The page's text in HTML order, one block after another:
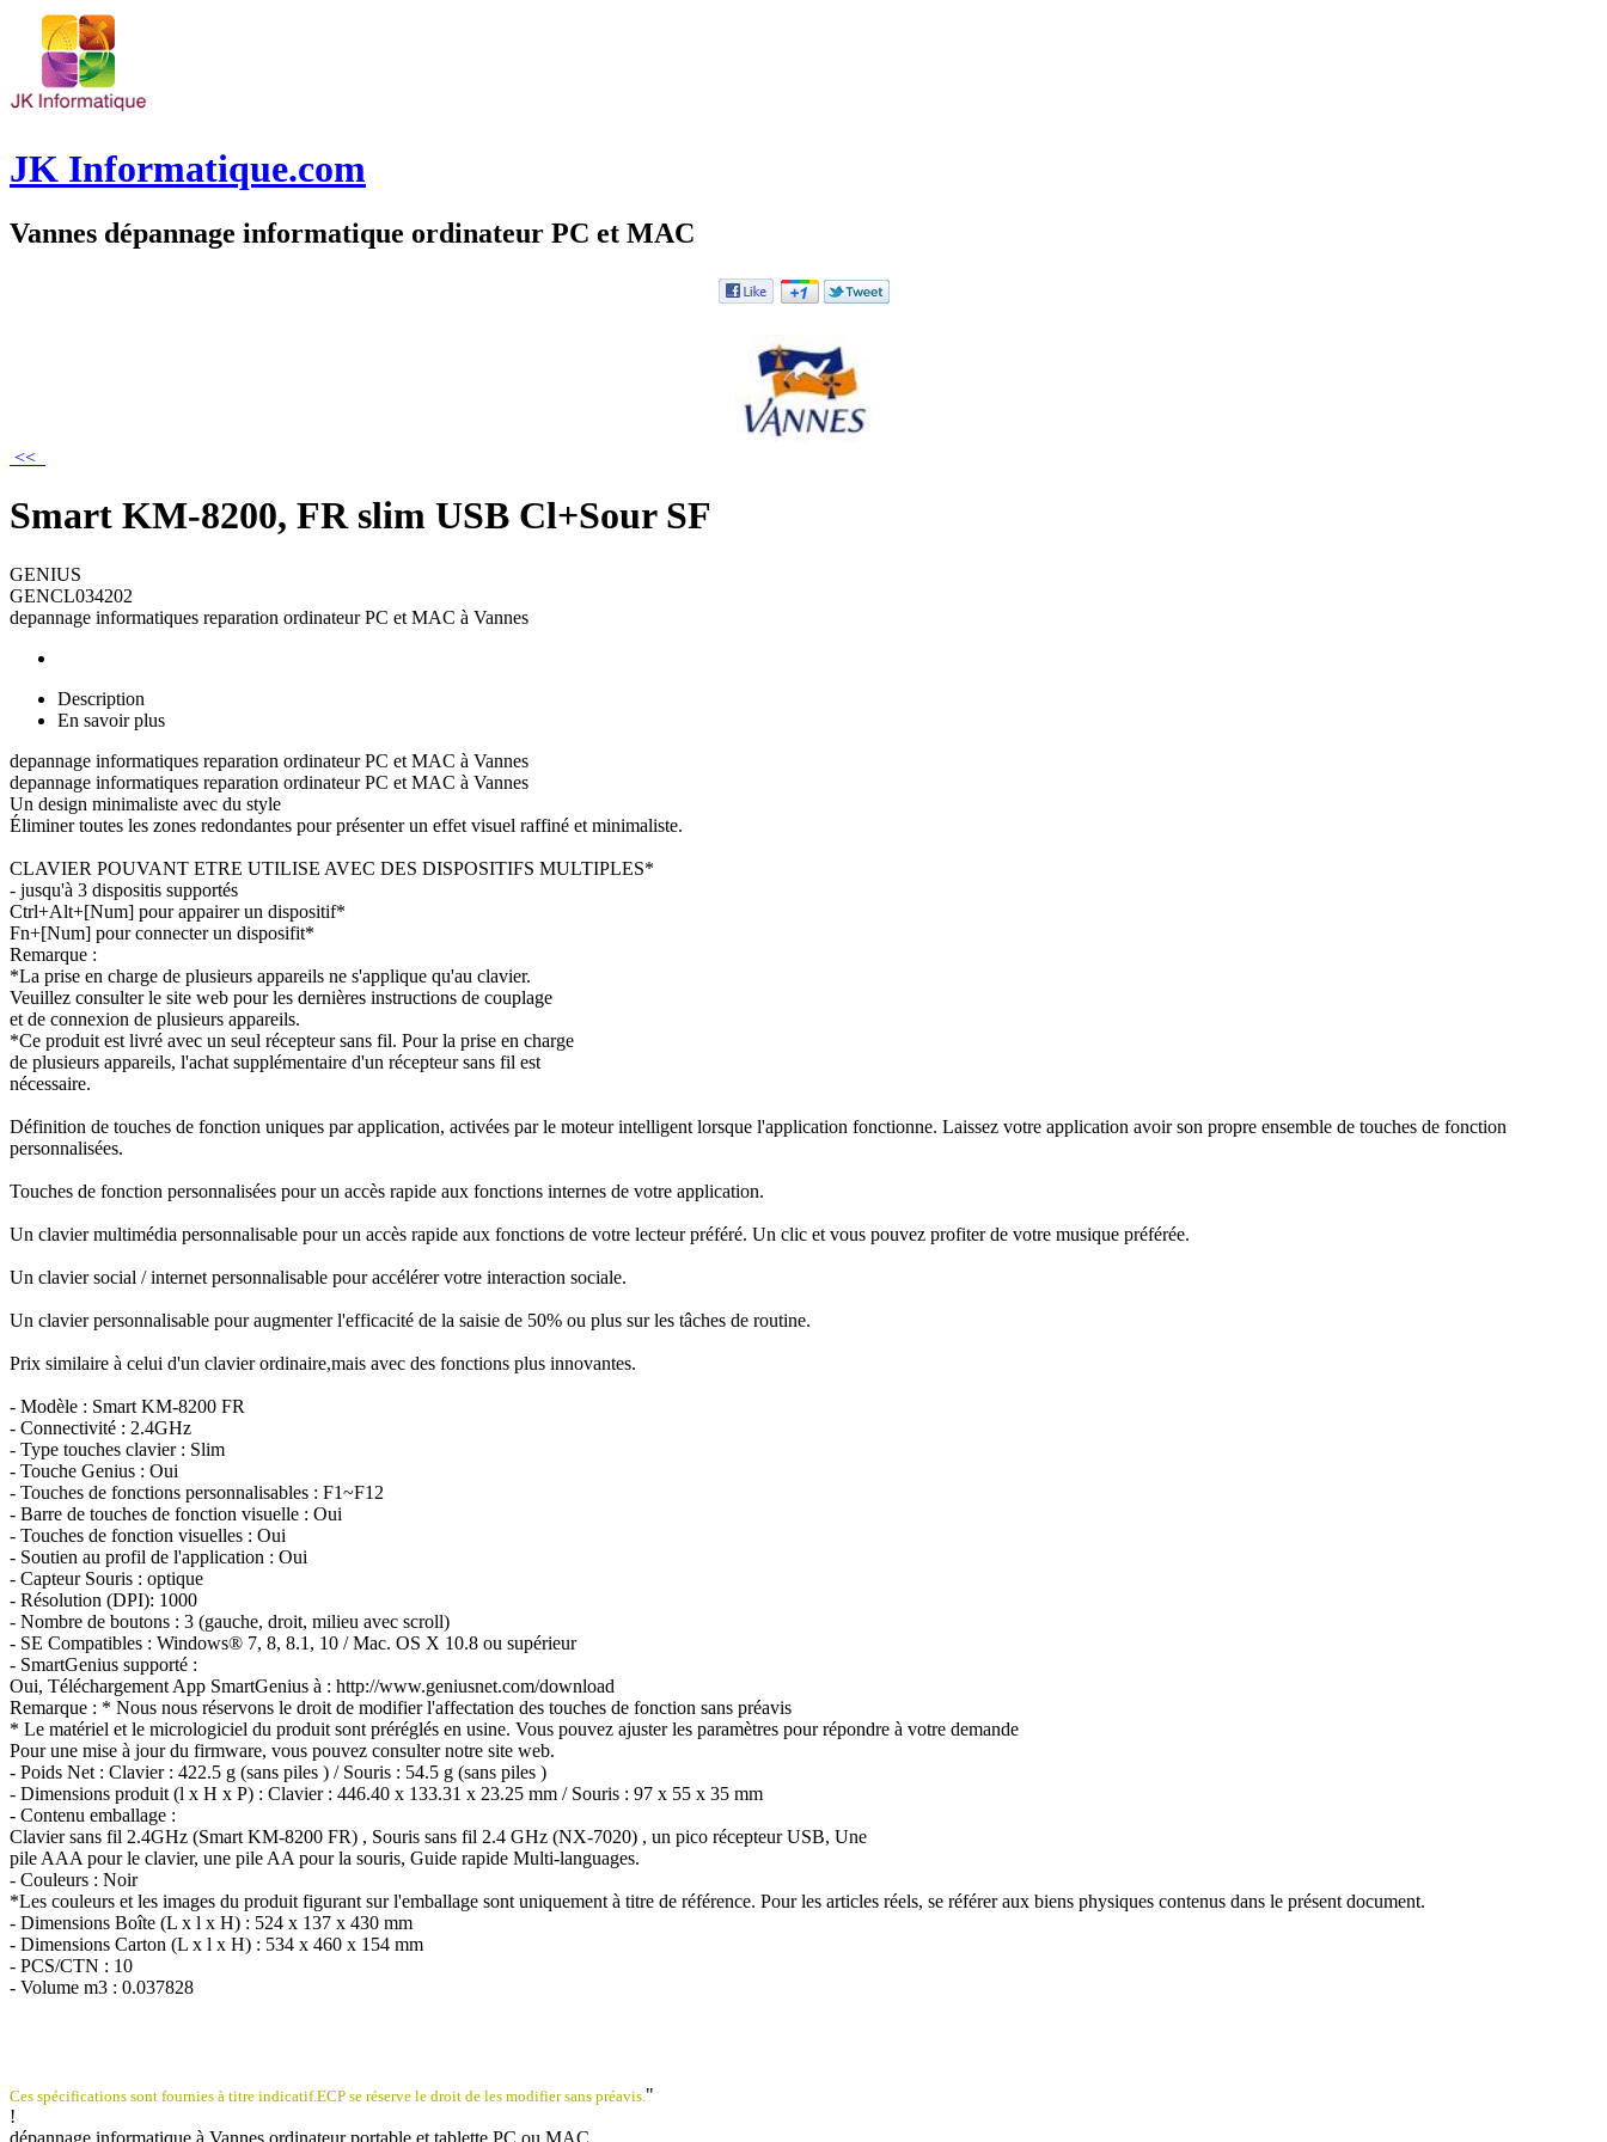
JK Informatique.com
Vannes dépannage informatique ordinateur PC et MAC
<<
Smart KM-8200, FR slim USB Cl+Sour SF
GENIUS
GENCL034202
depannage informatiques reparation ordinateur PC et MAC à Vannes
Description
En savoir plus
depannage informatiques reparation ordinateur PC et MAC à Vannes
depannage informatiques reparation ordinateur PC et MAC à Vannes
Un design minimaliste avec du style
Éliminer toutes les zones redondantes pour présenter un effet visuel raffiné et minimaliste.
CLAVIER POUVANT ETRE UTILISE AVEC DES DISPOSITIFS MULTIPLES*
- jusqu'à 3 dispositis supportés
Ctrl+Alt+[Num] pour appairer un dispositif*
Fn+[Num] pour connecter un disposifit*
Remarque :
*La prise en charge de plusieurs appareils ne s'applique qu'au clavier.
Veuillez consulter le site web pour les dernières instructions de couplage
et de connexion de plusieurs appareils.
*Ce produit est livré avec un seul récepteur sans fil. Pour la prise en charge
de plusieurs appareils, l'achat supplémentaire d'un récepteur sans fil est
nécessaire.
Définition de touches de fonction uniques par application, activées par le moteur intelligent lorsque l'application fonctionne. Laissez votre application avoir son propre ensemble de touches de fonction
personnalisées.
Touches de fonction personnalisées pour un accès rapide aux fonctions internes de votre application.
Un clavier multimédia personnalisable pour un accès rapide aux fonctions de votre lecteur préféré. Un clic et vous pouvez profiter de votre musique préférée.
Un clavier social / internet personnalisable pour accélérer votre interaction sociale.
Un clavier personnalisable pour augmenter l'efficacité de la saisie de 50% ou plus sur les tâches de routine.
Prix similaire à celui d'un clavier ordinaire,mais avec des fonctions plus innovantes.
- Modèle : Smart KM-8200 FR
- Connectivité : 2.4GHz
- Type touches clavier : Slim
- Touche Genius : Oui
- Touches de fonctions personnalisables : F1~F12
- Barre de touches de fonction visuelle : Oui
- Touches de fonction visuelles : Oui
- Soutien au profil de l'application : Oui
- Capteur Souris : optique
- Résolution (DPI): 1000
- Nombre de boutons : 3 (gauche, droit, milieu avec scroll)
- SE Compatibles : Windows® 7, 8, 8.1, 10 / Mac. OS X 10.8 ou supérieur
- SmartGenius supporté :
Oui, Téléchargement App SmartGenius à : http://www.geniusnet.com/download
Remarque : * Nous nous réservons le droit de modifier l'affectation des touches de fonction sans préavis
* Le matériel et le micrologiciel du produit sont préréglés en usine. Vous pouvez ajuster les paramètres pour répondre à votre demande
Pour une mise à jour du firmware, vous pouvez consulter notre site web.
- Poids Net : Clavier : 422.5 g (sans piles ) / Souris : 54.5 g (sans piles )
- Dimensions produit (l x H x P) : Clavier : 446.40 x 133.31 x 23.25 mm / Souris : 97 x 55 x 35 mm
- Contenu emballage :
Clavier sans fil 2.4GHz (Smart KM-8200 FR) , Souris sans fil 2.4 GHz (NX-7020) , un pico récepteur USB, Une
pile AAA pour le clavier, une pile AA pour la souris, Guide rapide Multi-languages.
- Couleurs : Noir
*Les couleurs et les images du produit figurant sur l'emballage sont uniquement à titre de référence. Pour les articles réels, se référer aux biens physiques contenus dans le présent document.
- Dimensions Boîte (L x l x H) : 524 x 137 x 430 mm
- Dimensions Carton (L x l x H) : 534 x 460 x 154 mm
- PCS/CTN : 10
- Volume m3 : 0.037828
Ces spécifications sont fournies à titre indicatif.ECP se réserve le droit de les modifier sans préavis. "
!
dépannage informatique à Vannes ordinateur portable et tablette PC ou MAC